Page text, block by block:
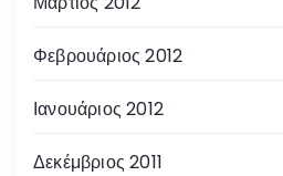
Φεβρουάριος 2012
Ιανουάριος 2012
Δεκέμβριος 2011